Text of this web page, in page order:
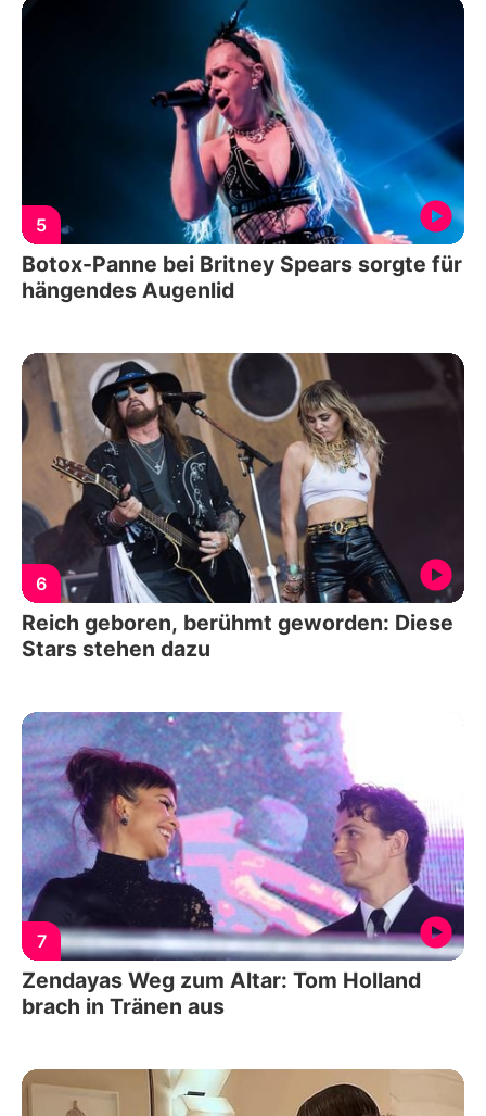
5
Botox-Panne bei Britney Spears sorgte für
hängendes Augenlid
6
Reich geboren, berühmt geworden: Diese
Stars stehen dazu
7
Zendayas Weg zum Altar: Tom Holland
brach in Tränen aus